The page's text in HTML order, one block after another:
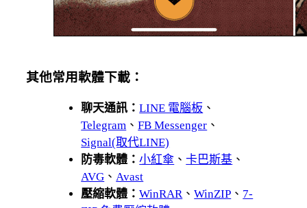
其他常用軟體下載：
聊天通訊：LINE 電腦板 、
Telegram 、FB Messenger 、
Signal(取代LINE)
防毒軟體：小紅傘 、卡巴斯基 、
AVG 、 Avast
壓縮軟體：WinRAR 、WinZIP 、 7-